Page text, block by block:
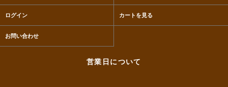
ログイン カートを見る
お問い合わせ
営業日について